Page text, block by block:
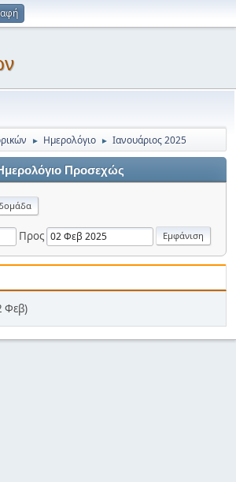
► Ημερολόγιο ► Ιανουάριος 2025
Προσεχώς
Προς
Φεβ)